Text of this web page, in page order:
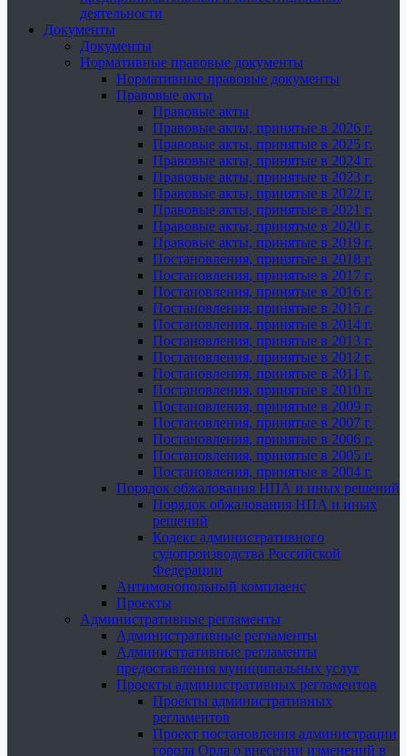
деятельности
Документы
Документы
Нормативные правовые документы
Нормативные правовые документы
Правовые акты
Правовые акты
Правовые акты, принятые в 2026 г.
Правовые акты, принятые в 2025 г.
Правовые акты, принятые в 2024 г.
Правовые акты, принятые в 2023 г.
Правовые акты, принятые в 2022 г.
Правовые акты, принятые в 2021 г.
Правовые акты, принятые в 2020 г.
Правовые акты, принятые в 2019 г.
Постановления, принятые в 2018 г.
Постановления, принятые в 2017 г.
Постановления, принятые в 2016 г.
Постановления, принятые в 2015 г.
Постановления, принятые в 2014 г.
Постановления, принятые в 2013 г.
Постановления, принятые в 2012 г.
Постановления, принятые в 2011 г.
Постановления, принятые в 2010 г.
Постановления, принятые в 2009 г.
Постановления, принятые в 2007 г.
Постановления, принятые в 2006 г.
Постановления, принятые в 2005 г.
Постановления, принятые в 2004 г.
Порядок обжалования НПА и иных решений
Порядок обжалования НПА и иных
решений
Кодекс административного
судопроизводства Российской
Федерации
Антимонопольный комплаенс
Проекты
Административные регламенты
Административные регламенты
Административные регламенты
предоставления муниципальных услуг
Проекты административных регламентов
Проекты административных
регламентов
Проект постановления администрации
города Орла о внесении изменений в